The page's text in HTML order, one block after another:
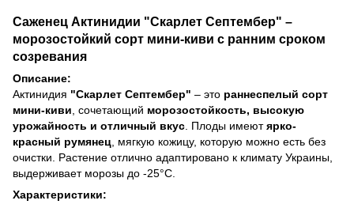
Саженец Актинидии "Скарлет Септембер" –
морозостойкий сорт мини-киви с ранним сроком
созревания
Описание:
Актинидия "Скарлет Септембер" – это раннеспелый сорт
мини-киви , сочетающий морозостойкость, высокую
урожайность и отличный вкус . Плоды имеютярко-
красный румянец , мягкую кожицу, которую можно есть без
очистки. Растение отлично адаптировано к климату Украины,
выдерживает морозы до -25°C.
Характеристики: